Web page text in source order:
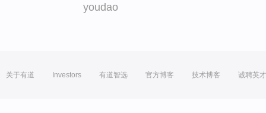
youdao
关于有道 Investors 有道智选 官方博客 技术博客 诚聘英才